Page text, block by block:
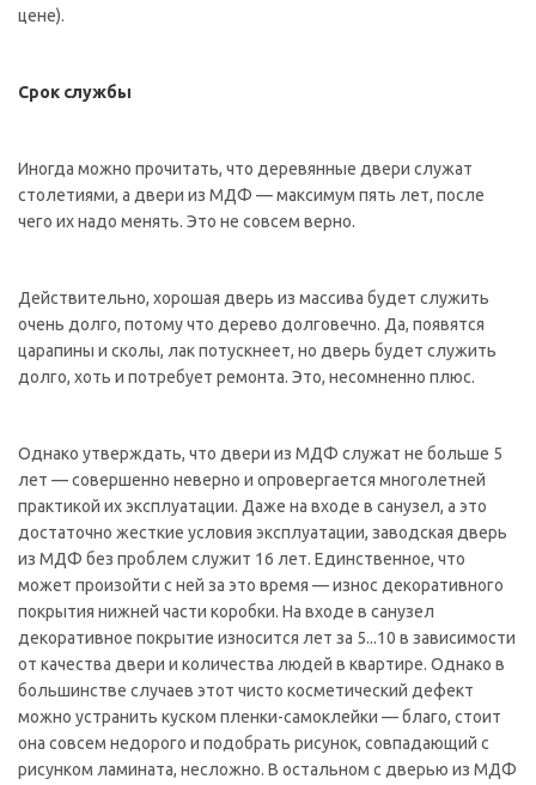
цене).
Срок службы
Иногда можно прочитать, что деревянные двери служат
столетиями, а двери из МДФ — максимум пять лет, после
чего их надо менять. Это не совсем верно.
Действительно, хорошая дверь из массива будет служить
очень долго, потому что дерево долговечно. Да, появятся
царапины и сколы, лак потускнеет, но дверь будет служить
долго, хоть и потребует ремонта. Это, несомненно плюс.
Однако утверждать, что двери из МДФ служат не больше 5
лет — совершенно неверно и опровергается многолетней
практикой их эксплуатации. Даже на входе в санузел, а это
достаточно жесткие условия эксплуатации, заводская дверь
из МДФ без проблем служит 16 лет. Единственное, что
может произойти с ней за это время — износ декоративного
покрытия нижней части коробки. На входе в санузел
декоративное покрытие износится лет за 5...10 в зависимости
от качества двери и количества людей в квартире. Однако в
большинстве случаев этот чисто косметический дефект
можно устранить куском пленки-самоклейки — благо, стоит
она совсем недорого и подобрать рисунок, совпадающий с
рисунком ламината, несложно. В остальном с дверью из МДФ